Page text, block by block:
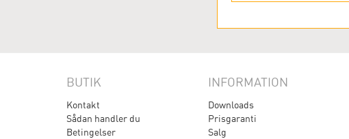
BUTIK
Kontakt
Sådan handler du
Betingelser
INFORMATION
Downloads
Prisgaranti
Salg